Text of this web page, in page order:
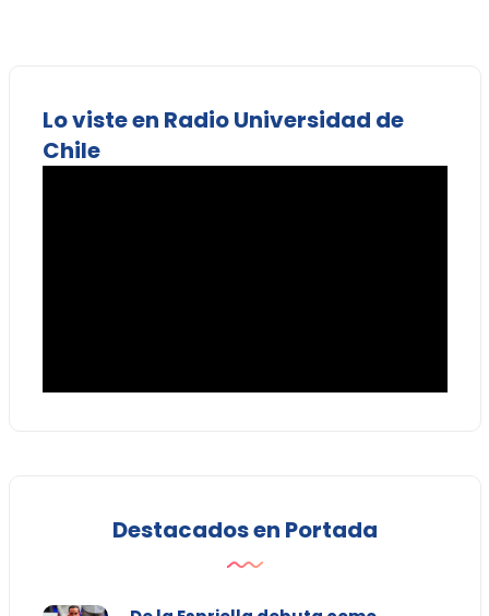
Lo viste en Radio Universidad de
Chile
Destacados en Portada